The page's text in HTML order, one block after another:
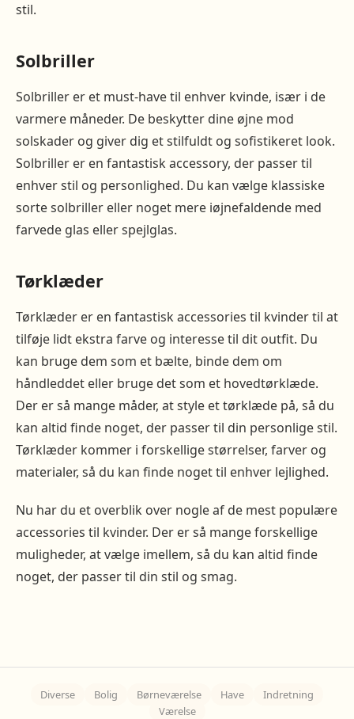
stil.
Solbriller
Solbriller er et must-have til enhver kvinde, især i de
varmere måneder. De beskytter dine øjne mod
solskader og giver dig et stilfuldt og sofistikeret look.
Solbriller er en fantastisk accessory, der passer til
enhver stil og personlighed. Du kan vælge klassiske
sorte solbriller eller noget mere iøjnefaldende med
farvede glas eller spejlglas.
Tørklæder
Tørklæder er en fantastisk accessories til kvinder til at
tilføje lidt ekstra farve og interesse til dit outfit. Du
kan bruge dem som et bælte, binde dem om
håndleddet eller bruge det som et hovedtørklæde.
Der er så mange måder, at style et tørklæde på, så du
kan altid finde noget, der passer til din personlige stil.
Tørklæder kommer i forskellige størrelser, farver og
materialer, så du kan finde noget til enhver lejlighed.
Nu har du et overblik over nogle af de mest populære
accessories til kvinder. Der er så mange forskellige
muligheder, at vælge imellem, så du kan altid finde
noget, der passer til din stil og smag.
Diverse Bolig Børneværelse Have
Indretning
Værelse